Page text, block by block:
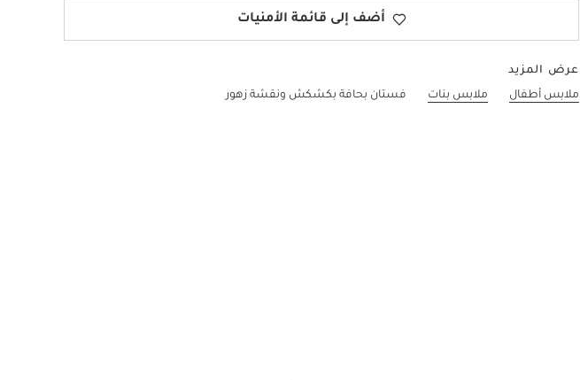
أضف إلى قائمة الأمنيات
عرض المزيد
ملابس أطفال
ملابس بنات فستان بحافة بكشكش ونقشة زهور